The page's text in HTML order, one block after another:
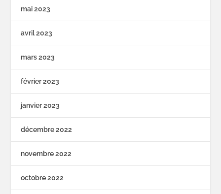
mai 2023
avril 2023
mars 2023
février 2023
janvier 2023
décembre 2022
novembre 2022
octobre 2022